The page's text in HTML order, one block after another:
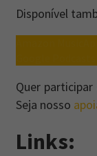
Disponível
Quer
Seja nosso
Links: